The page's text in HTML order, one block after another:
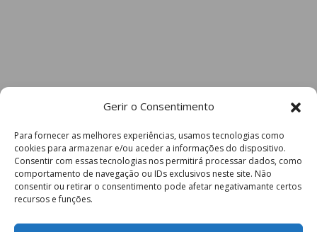
Gerir o Consentimento
Para fornecer as melhores experiências, usamos tecnologias como
cookies para armazenar e/ou aceder a informações do dispositivo.
Consentir com essas tecnologias nos permitirá processar dados, como
comportamento de navegação ou IDs exclusivos neste site. Não
consentir ou retirar o consentimento pode afetar negativamante certos
recursos e funções.